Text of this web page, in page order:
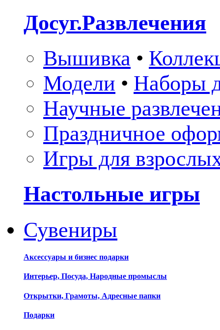
Досуг.Развлечения
Вышивка •
Модели • Наборы
Научные
Праздничное
Игры для
Настольные игры
Сувениры
Аксессуары и бизнес подарки
Интерьер, Посуда, Народные промыслы
Открытки, Грамоты, Адресные папки
Подарки